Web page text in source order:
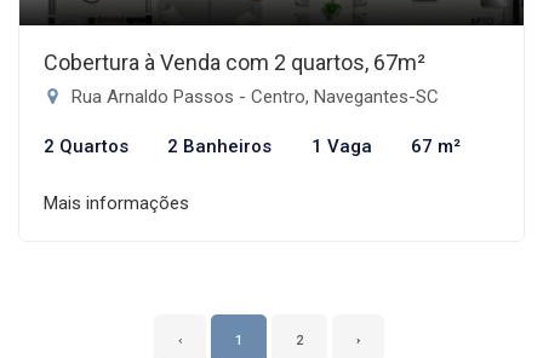
Cobertura à Venda com 2 quartos, 67m²
Rua Arnaldo Passos - Centro, Navegantes-SC
2 Quartos 2 Banheiros 1 Vaga 67 m²
Mais informações
‹ 1 2 ›